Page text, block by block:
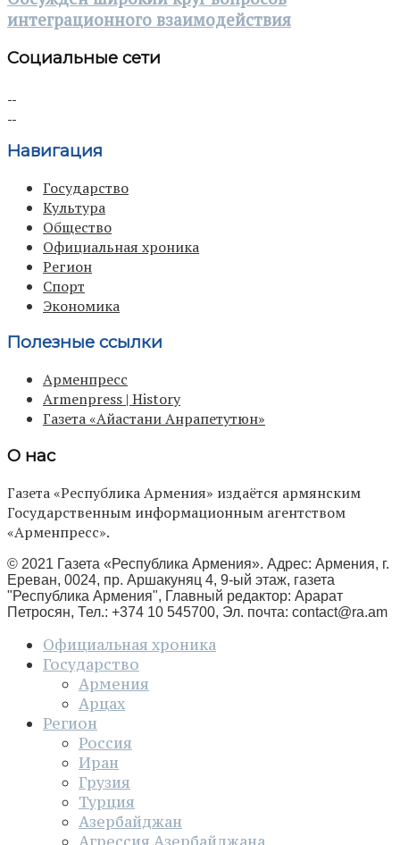
интеграционного взаимодействия
Социальные сети
Навигация
Государство
Культура
Общество
Официальная хроника
Регион
Спорт
Экономика
Полезные ссылки
Арменпресс
Armenpress | History
Газета «Айастани Анрапетутюн»
О нас
Газета «Республика Армения» издаётся армянским
Государственным информационным агентством
«Арменпресс».
© 2021 Газета «Республика Армения». Адрес: Армения, г.
Ереван, 0024, пр. Аршакуняц 4, 9-ый этаж, газета
"Республика Армения", Главный редактор: Арарат
Петросян, Тел.: +374 10 545700, Эл. почта: contact@ra.am
Официальная хроника
Государство
Армения
Арцах
Регион
Россия
Иран
Грузия
Турция
Азербайджан
Агрессия Азербайджана